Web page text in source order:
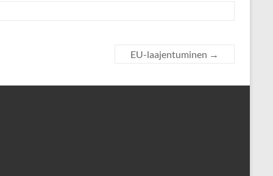
EU-laajentuminen →